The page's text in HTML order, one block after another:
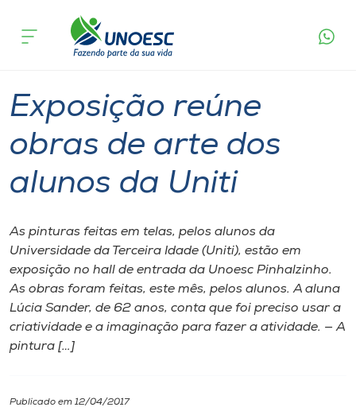
Cursos
Pesquisa
Atendimento ao Estudante
Portal de Ensino
A
Internacionalização
acontece
Exposição reúne
obras de arte dos
alunos da Uniti
As pinturas feitas em telas, pelos alunos da
Universidade da Terceira Idade (Uniti), estão em
exposição no hall de entrada da Unoesc Pinhalzinho.
As obras foram feitas, este mês, pelos alunos. A aluna
Lúcia Sander, de 62 anos, conta que foi preciso usar a
criatividade e a imaginação para fazer a atividade. — A
pintura […]
Publicado em 12/04/2017